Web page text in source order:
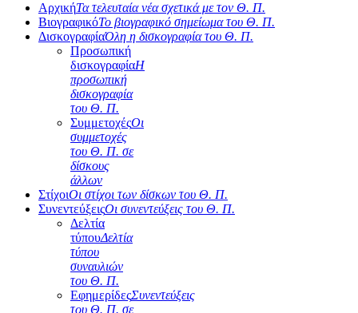
ΑρχικήΤα τελευταία νέα σχετικά με τον Θ. Π.
ΒιογραφικόΤο βιογραφικό σημείωμα του Θ. Π.
ΔισκογραφίαΌλη η δισκογραφία του Θ. Π.
Προσωπική
δισκογραφίαΗ
προσωπική
δισκογραφία
του Θ. Π.
ΣυμμετοχέςΟι
συμμετοχές
του Θ. Π. σε
δίσκους
άλλων
ΣτίχοιΟι στίχοι των δίσκων του Θ. Π.
ΣυνεντεύξειςΟι συνεντεύξεις του Θ. Π.
Δελτία
τύπουΔελτία
τύπου
συναυλιών
του Θ. Π.
ΕφημερίδεςΣυνεντεύξεις
του Θ. Π. σε